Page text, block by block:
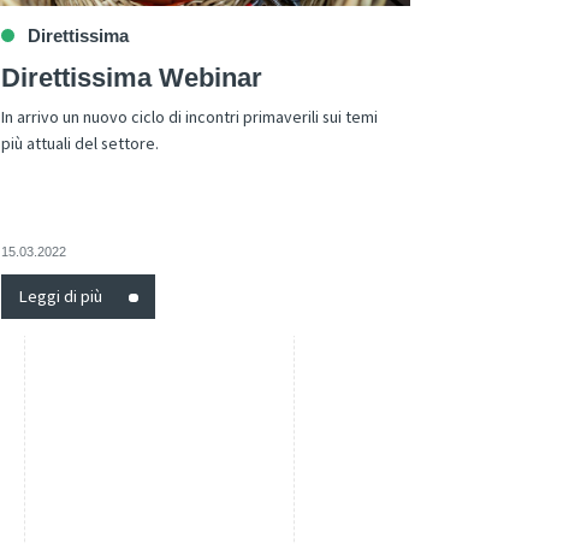
Direttissima
Direttissima Webinar
In arrivo un nuovo ciclo di incontri primaverili sui temi
più attuali del settore.
15.03.2022
Leggi di più